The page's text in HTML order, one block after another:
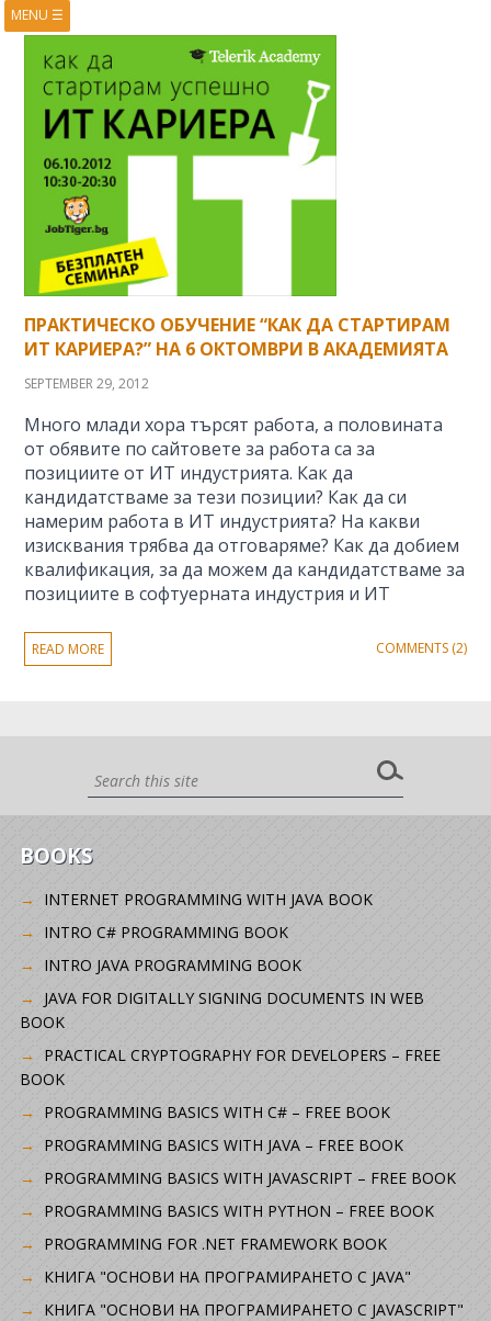
MENU ☰
BOOKS
VIDEOS
RESEARCH
CONTACTS
ПРАКТИЧЕСКО ОБУЧЕНИЕ “КАК ДА СТАРТИРАМ
ИТ КАРИЕРА?” НА 6 ОКТОМВРИ В АКАДЕМИЯТА
SEPTEMBER 29, 2012
Много млади хора търсят работа, а половината
от обявите по сайтовете за работа са за
позициите от ИТ индустрията. Как да
кандидатстваме за тези позиции? Как да си
намерим работа в ИТ индустрията? На какви
изисквания трябва да отговаряме? Как да добием
квалификация, за да можем да кандидатстваме за
позициите в софтуерната индустрия и ИТ
READ MORE COMMENTS (2)
BOOKS
INTERNET PROGRAMMING WITH JAVA BOOK
INTRO C# PROGRAMMING BOOK
INTRO JAVA PROGRAMMING BOOK
JAVA FOR DIGITALLY SIGNING DOCUMENTS IN WEB
BOOK
PRACTICAL CRYPTOGRAPHY FOR DEVELOPERS – FREE
BOOK
PROGRAMMING BASICS WITH C# – FREE BOOK
PROGRAMMING BASICS WITH JAVA – FREE BOOK
PROGRAMMING BASICS WITH JAVASCRIPT – FREE BOOK
PROGRAMMING BASICS WITH PYTHON – FREE BOOK
PROGRAMMING FOR .NET FRAMEWORK BOOK
КНИГА "ОСНОВИ НА ПРОГРАМИРАНЕТО С JAVA"
КНИГА "ОСНОВИ НА ПРОГРАМИРАНЕТО С JAVASCRIPT"